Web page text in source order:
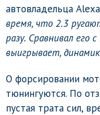
автовладельца
время, что 2.3
разу. Сравнивал его
выигрывает,
О форсировании
тюнингуются. По
пустая трата сил,